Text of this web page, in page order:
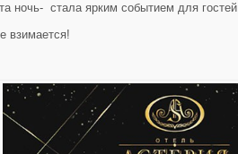
ночь- стала ярким событием для гостей
взимается!